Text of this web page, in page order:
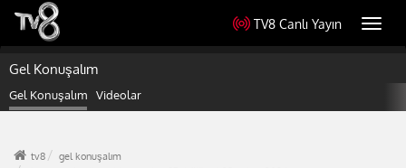
TV8 Canlı Yayın
Gel Konuşalım
Gel Konuşalım Videolar
tv8
gel konuşalım